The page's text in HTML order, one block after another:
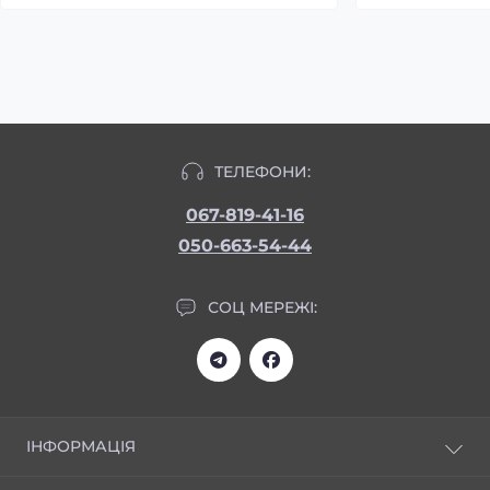
ТЕЛЕФОНИ:
067-819-41-16
050-663-54-44
СОЦ МЕРЕЖІ:
ІНФОРМАЦІЯ